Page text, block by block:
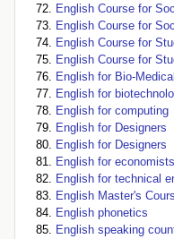
English Course for
English Course for
English Course for
English Course for
English for Bio-
English for
English for computing
English for Designers
English for Designers
English for economists
English for technical
English Master's
English phonetics
English speaking